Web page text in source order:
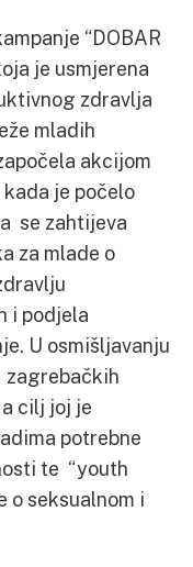
“DOBAR
je usmjerena
zdravlja
mladih
akcijom
kada je počelo
se zahtijeva
za mlade o
i podjela
U osmišljavanju
zagrebačkih
cilj joj je
potrebne
te “youth
o seksualnom i